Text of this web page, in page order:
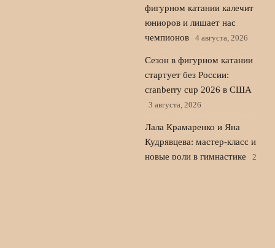
фигурном катании калечит
юниоров и лишает нас
чемпионов
4 августа, 2026
Сезон в фигурном катании
стартует без России:
cranberry cup 2026 в США
3 августа, 2026
Лала Крамаренко и Яна
Кудрявцева: мастер-класс и
новые роли в гимнастике
2